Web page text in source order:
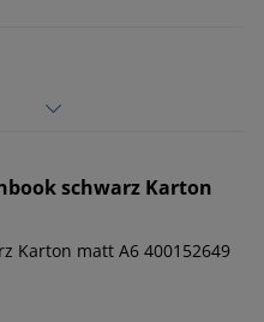
schwarz Karton
Karton matt A6 400152649